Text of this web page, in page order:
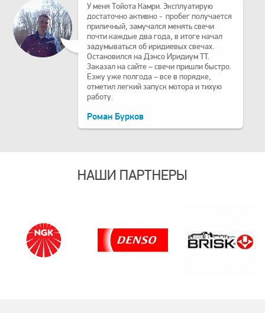
У меня Тойота Камри. Эксплуатирую
достаточно активно - пробег получается
приличный, замучался менять свечи
почти каждые два года, в итоге начал
задумываться об иридиевых свечах.
Остановился на Дэнсо Иридиум TT.
Заказал на сайте – свечи пришли быстро.
Езжу уже полгода – все в порядке,
отметил легкий запуск мотора и тихую
работу.
Роман Бурков
НАШИ ПАРТНЕРЫ